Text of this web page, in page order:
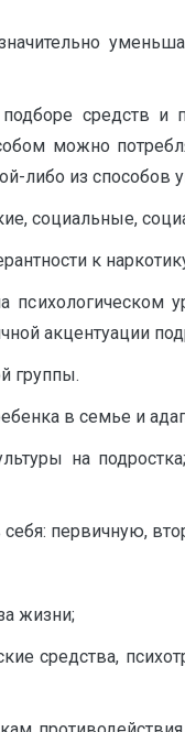
средств и
можно
либо из способов
социальные,
к
акцентуации
группы.
в семье и
на
первичную,
жизни;
средства,